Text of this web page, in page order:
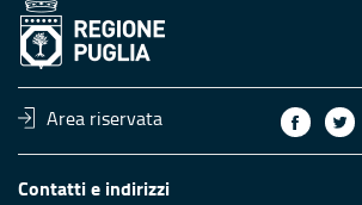
Area riservata
Contatti e indirizzi